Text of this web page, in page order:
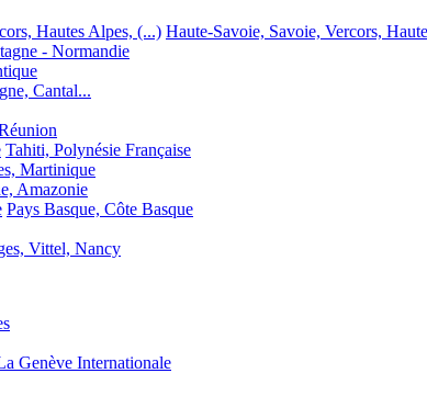
Hautes Alpes, (...) Haute-Savoie, Savoie, Vercors,
- Normandie
Cantal...
Tahiti, Polynésie Française
Martinique
Amazonie
Pays Basque, Côte Basque
Vittel, Nancy
Genève Internationale